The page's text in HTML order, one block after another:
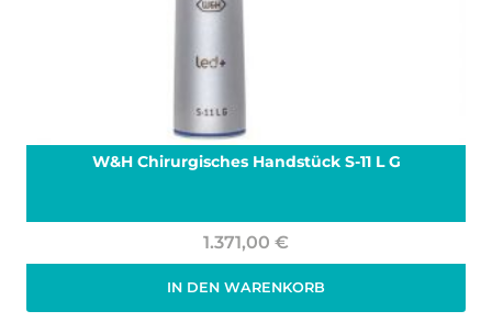
W&H Chirurgisches Handstück S-11 L G
1.371,00 €
Zzgl. 19% MwSt.
IN DEN WARENKORB